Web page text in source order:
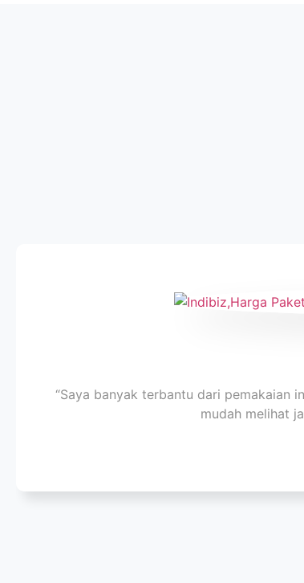
“Saya banyak terbantu dari pemakaian
mudah melihat